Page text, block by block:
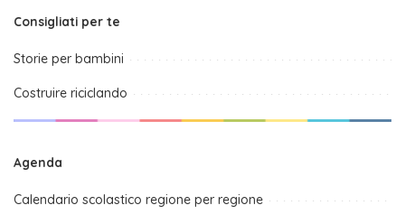
Consigliati per te
Storie per bambini
Costruire riciclando
Agenda
Calendario scolastico regione per regione